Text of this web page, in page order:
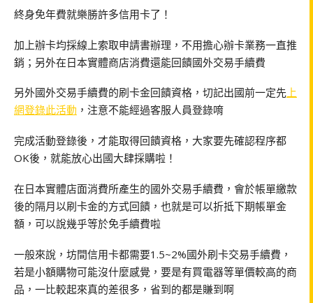
終身免年費就樂勝許多信用卡了！
加上辦卡均採線上索取申請書辦理，不用擔心辦卡業務一直推
銷；另外在日本實體商店消費還能回饋國外交易手續費
另外國外交易手續費的刷卡金回饋資格，切記出國前一定先上
網登錄此活動 ，注意不能經過客服人員登錄唷
完成活動登錄後，才能取得回饋資格，大家要先確認程序都
OK後，就能放心出國大肆採購啦！
在日本實體店面消費所產生的國外交易手續費，會於帳單繳款
後的隔月以刷卡金的方式回饋，也就是可以折抵下期帳單金
額，可以說幾乎等於免手續費啦
一般來說，坊間信用卡都需要1.5~2%國外刷卡交易手續費，
若是小額購物可能沒什麼感覺，要是有買電器等單價較高的商
品，一比較起來真的差很多，省到的都是賺到啊